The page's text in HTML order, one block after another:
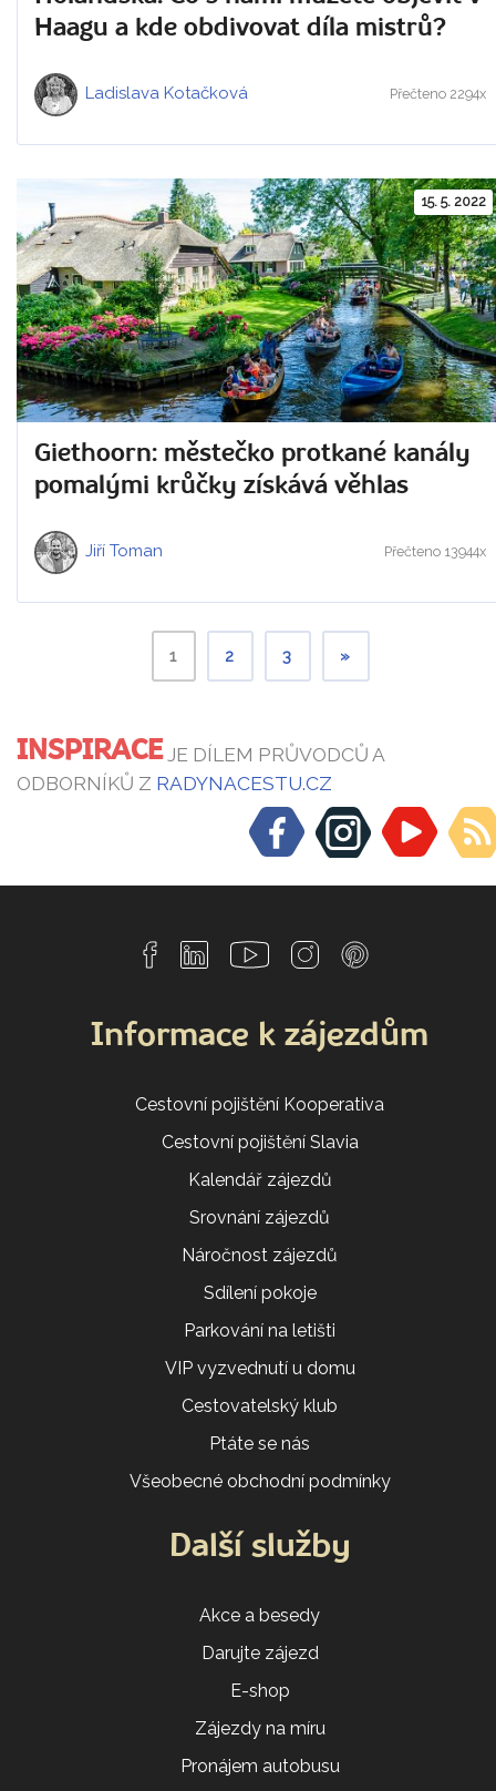
Haagu a kde obdivovat díla mistrů?
Ladislava Kotačková Přečteno 2294x
15. 5. 2022
Giethoorn: městečko protkané kanály
pomalými krůčky získává věhlas
Jiří Toman Přečteno 13944x
1 2 3 »
INSPIRACEJE DÍLEM PRŮVODCŮ A
ODBORNÍKŮ Z RADYNACESTU.CZ
Informace k zájezdům
Cestovní pojištění Kooperativa
Cestovní pojištění Slavia
Kalendář zájezdů
Srovnání zájezdů
Náročnost zájezdů
Sdílení pokoje
Parkování na letišti
VIP vyzvednutí u domu
Cestovatelský klub
Ptáte se nás
Všeobecné obchodní podmínky
Další služby
Akce a besedy
Darujte zájezd
E-shop
Zájezdy na míru
Pronájem autobusu